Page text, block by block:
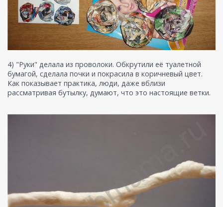
4) "Руки" делала из проволоки. Обкрутили её туалетной
бумагой, сделала почки и покрасила в коричневый цвет.
Как показывает практика, люди, даже вблизи
рассматривая бутылку, думают, что это настоящие ветки.